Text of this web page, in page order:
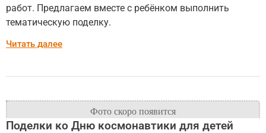
работ. Предлагаем вместе с ребёнком выполнить
тематическую поделку.
Читать далее
Поделки ко Дню космонавтики для детей